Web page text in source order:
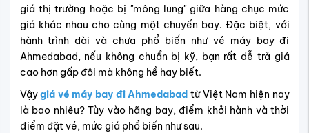
giá thị trường hoặc bị "mông lung" giữa hàng chục mức
giá khác nhau cho cùng một chuyến bay. Đặc biệt, với
hành trình dài và chưa phổ biến như vé máy bay đi
Ahmedabad, nếu không chuẩn bị kỹ, bạn rất dễ trả giá
cao hơn gấp đôi mà không hề hay biết.
Vậygiá vé máy bay đi Ahmedabad từ Việt Nam hiện nay
là bao nhiêu? Tùy vào hãng bay, điểm khởi hành và thời
điểm đặt vé, mức giá phổ biến như sau.